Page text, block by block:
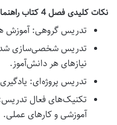
نکات کلیدی فصل 4 کتاب راهنمای معلم کلاس های چند پایه:
تدریس گروهی:آموزش
تدریس شخصی‌سازی
نیازهای هر دانش‌آموز.
تدریس پروژه‌ای:
تکنیک‌های فعال
آموزشی و کارهای عملی.